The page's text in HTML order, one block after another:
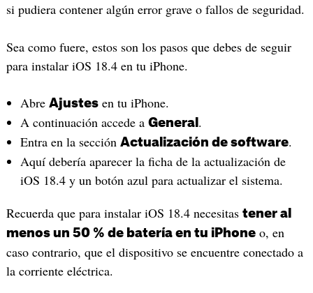
si pudiera contener algún error grave o fallos de seguridad.
Sea como fuere, estos son los pasos que debes de seguir
para instalar iOS 18.4 en tu iPhone.
Abre Ajustesen tu iPhone.
A continuación accede a General .
Entra en la sección Actualización de software.
Aquí debería aparecer la ficha de la actualización de
iOS 18.4 y un botón azul para actualizar el sistema.
Recuerda que para instalar iOS 18.4 necesitas tener al
menos un 50 % de batería en tu iPhoneo, en
caso contrario, que el dispositivo se encuentre conectado a
la corriente eléctrica.